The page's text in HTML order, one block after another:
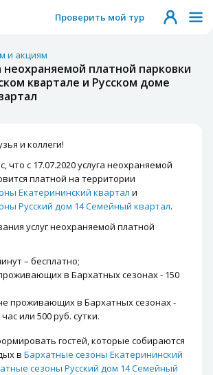
Проверить мой тур
и акциям
неохраняемой платной парковки
квартале и Русском доме
и коллеги!
что с 17.07.2020 услуга неохраняемой
платной на территории
Екатерининский квартал и
Русский дом 14 Семейный квартал.
услуг неохраняемой платной
– бесплатно;
в Бархатных сезонах - 150
проживающих в Бархатных сезонах -
или 500 руб. сутки.
гостей, которые собираются
в Бархатные сезоны Екатерининский
сезоны Русский дом 14 Семейный